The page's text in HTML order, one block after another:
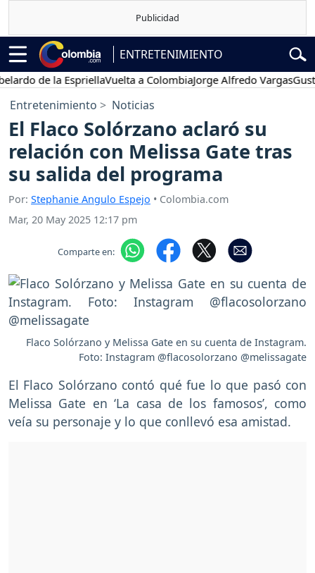
ENTRETENIMIENTO
de la EspriellaVuelta a ColombiaJorge Alfredo VargasGustavo
Entretenimiento Noticias
El Flaco Solórzano aclaró su
relación con Melissa Gate tras
su salida del programa
Por: Stephanie Angulo Espejo • Colombia.com
Mar, 20 May 2025 12:17 pm
Comparte en:
Flaco Solórzano y Melissa Gate en su cuenta de Instagram.
Foto: Instagram @flacosolorzano @melissagate
El Flaco Solórzano contó qué fue lo que pasó con
Melissa Gate en ‘La casa de los famosos’, como
veía su personaje y lo que conllevó esa amistad.